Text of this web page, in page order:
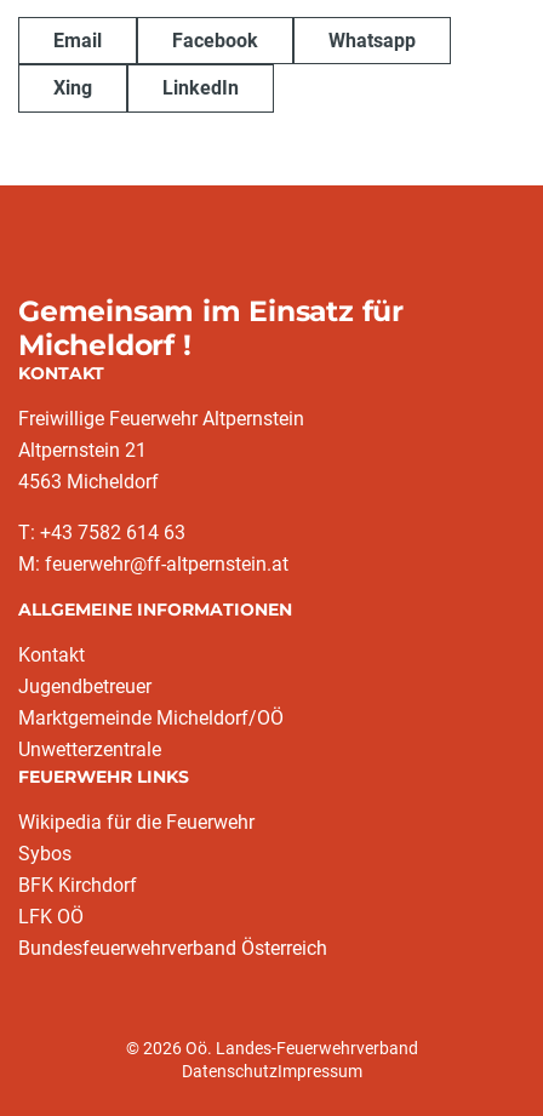
Email Facebook Whatsapp
Xing LinkedIn
Gemeinsam im Einsatz für
Micheldorf !
KONTAKT
Freiwillige Feuerwehr Altpernstein
Altpernstein 21
4563 Micheldorf
T: +43 7582 614 63
M: feuerwehr@ff-altpernstein.at
ALLGEMEINE INFORMATIONEN
Kontakt
Jugendbetreuer
Marktgemeinde Micheldorf/OÖ
Unwetterzentrale
FEUERWEHR LINKS
Wikipedia für die Feuerwehr
Sybos
BFK Kirchdorf
LFK OÖ
Bundesfeuerwehrverband Österreich
© 2026 Oö. Landes-Feuerwehrverband
DatenschutzImpressum